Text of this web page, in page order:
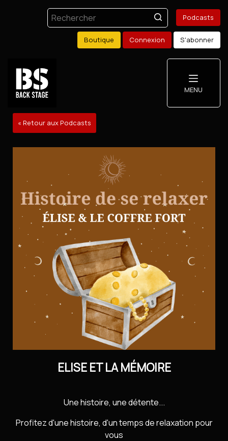
Podcasts
Mon compte
S'abonner
Contact
Installer l’application
Newsletter
Podcasts
Boutique Connexion S'abonner
MENU
« Retour aux Podcasts
ELISE ET LA MÉMOIRE
Une histoire, une détente...
Profitez d'une histoire, d'un temps de relaxation pour
vous